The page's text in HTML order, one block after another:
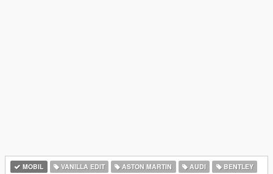
MOBIL VANILLA EDIT ASTON MARTIN AUDI
BENTLEY